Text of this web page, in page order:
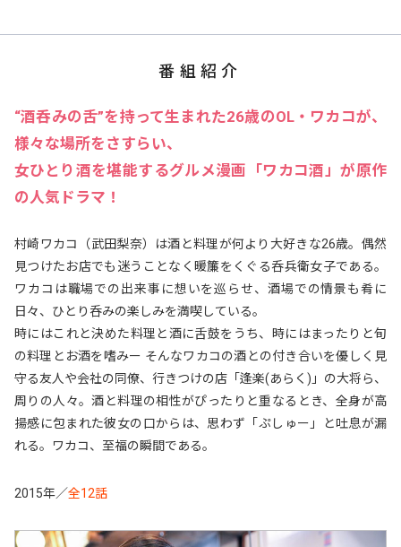
番組紹介
“酒呑みの舌”を持って生まれた26歳のOL・ワカコが、
様々な場所をさすらい、
女ひとり酒を堪能するグルメ漫画「ワカコ酒」が原作
の人気ドラマ！
村崎ワカコ（武田梨奈）は酒と料理が何より大好きな26歳。偶然
見つけたお店でも迷うことなく暖簾をくぐる呑兵衛女子である。
ワカコは職場での出来事に想いを巡らせ、酒場での情景も肴に
日々、ひとり呑みの楽しみを満喫している。
時にはこれと決めた料理と酒に舌鼓をうち、時にはまったりと旬
の料理とお酒を嗜みー そんなワカコの酒との付き合いを優しく見
守る友人や会社の同僚、行きつけの店「逢楽(あらく)」の大将ら、
周りの人々。酒と料理の相性がぴったりと重なるとき、全身が高
揚感に包まれた彼女の口からは、思わず「ぷしゅー」と吐息が漏
れる。ワカコ、至福の瞬間である。
2015年／全12話